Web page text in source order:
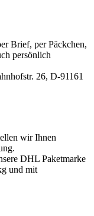
Brief, per Päckchen,
persönlich
26, D-91161
wir Ihnen
DHL Paketmarke
und mit